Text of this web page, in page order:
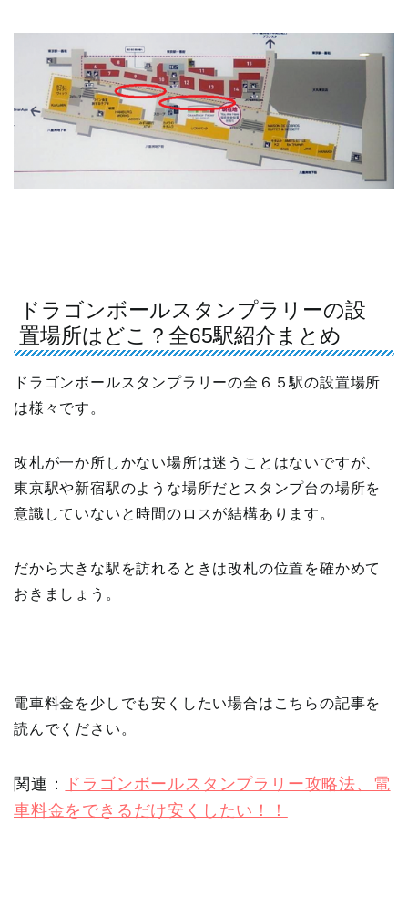
ドラゴンボールスタンプラリーの設
置場所はどこ？全65駅紹介まとめ
ドラゴンボールスタンプラリーの全６５駅の設置場所
は様々です。
改札が一か所しかない場所は迷うことはないですが、
東京駅や新宿駅のような場所だとスタンプ台の場所を
意識していないと時間のロスが結構あります。
だから大きな駅を訪れるときは改札の位置を確かめて
おきましょう。
電車料金を少しでも安くしたい場合はこちらの記事を
読んでください。
関連：
ドラゴンボールスタンプラリー攻略法、電
車料金をできるだけ安くしたい！！